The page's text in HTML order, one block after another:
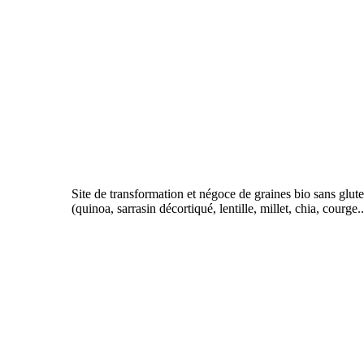
Site de transformation et négoce de graines bio sans
(quinoa, sarrasin décortiqué, lentille, millet, chia,